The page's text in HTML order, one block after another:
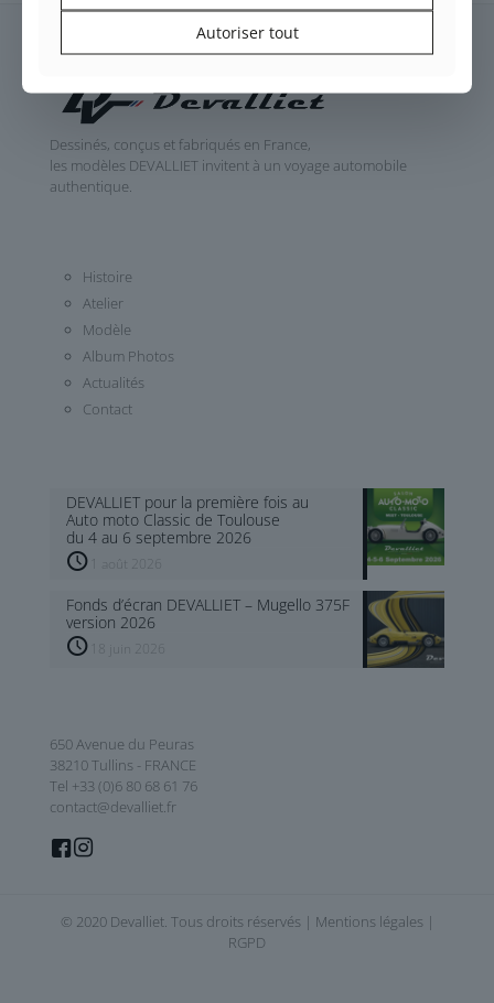
Dessinés, conçus et fabriqués en France,
les modèles DEVALLIET invitent à un voyage automobile
authentique.
Histoire
Atelier
Modèle
Album Photos
Actualités
Contact
DEVALLIET pour la première fois au
Auto moto Classic de Toulouse
du 4 au 6 septembre 2026
1 août 2026
Fonds d’écran DEVALLIET – Mugello 375F
version 2026
18 juin 2026
650 Avenue du Peuras
38210 Tullins - FRANCE
Tel +33 (0)6 80 68 61 76
contact@devalliet.fr
© 2020 Devalliet. Tous droits réservés | Mentions légales |
RGPD
Autoriser tout